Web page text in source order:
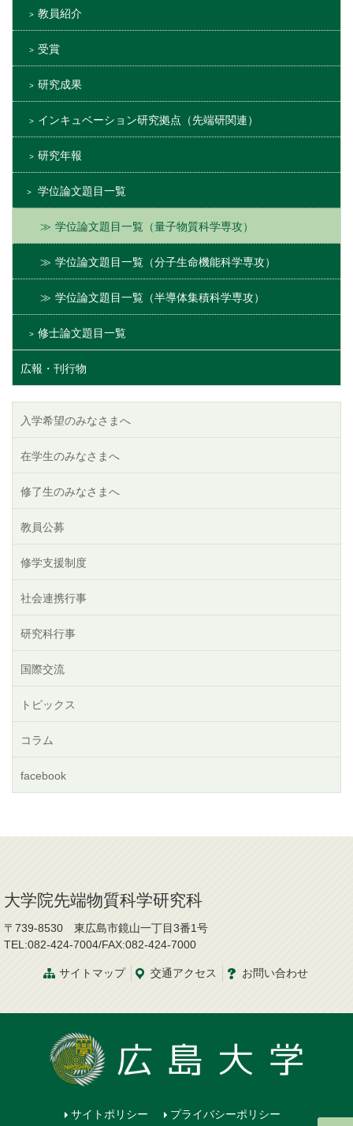
教員紹介
受賞
研究成果
インキュベーション研究拠点（先端研関連）
研究年報
学位論文題目一覧
学位論文題目一覧（量子物質科学専攻）
学位論文題目一覧（分子生命機能科学専攻）
学位論文題目一覧（半導体集積科学専攻）
修士論文題目一覧
広報・刊行物
入学希望のみなさまへ
在学生のみなさまへ
修了生のみなさまへ
教員公募
修学支援制度
社会連携行事
研究科行事
国際交流
トピックス
コラム
facebook
大学院先端物質科学研究科
〒739-8530 東広島市鏡山一丁目3番1号
TEL:082-424-7004/FAX:082-424-7000
サイトマップ 交通アクセス お問い合わせ
サイトポリシー プライバシーポリシー